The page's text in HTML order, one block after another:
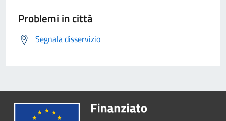
Problemi in città
Segnala disservizio